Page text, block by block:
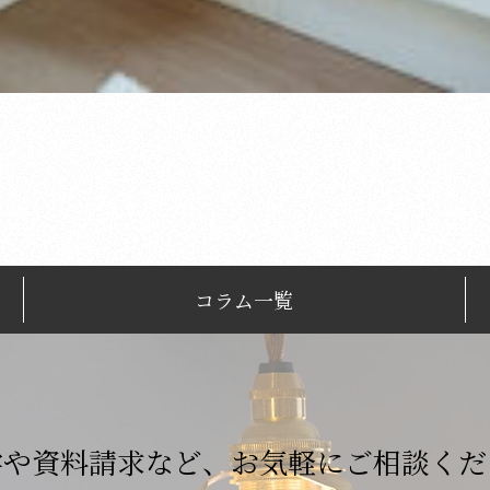
コラム一覧
資料請求など、お気軽にご相談く